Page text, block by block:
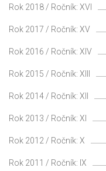
Rok 2018 / Ročník: XVI
Rok 2017 / Ročník: XV
Rok 2016 / Ročník: XIV
Rok 2015 / Ročník: XIII
Rok 2014 / Ročník: XII
Rok 2013 / Ročník: XI
Rok 2012 / Ročník: X
Rok 2011 / Ročník: IX